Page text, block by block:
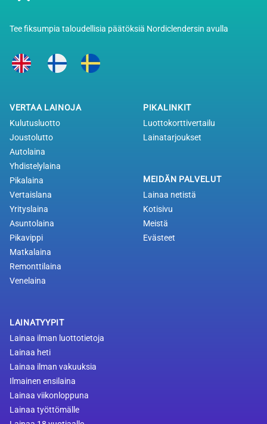
Tee fiksumpia taloudellisia päätöksiä Nordiclendersin avulla
VERTAA LAINOJA
Kulutusluotto
Joustolutto
Autolaina
Yhdistelylaina
Pikalaina
Vertaislana
Yrityslaina
Asuntolaina
Pikavippi
Matkalaina
Remonttilaina
Venelaina
LAINATYYPIT
Lainaa ilman luottotietoja
Lainaa heti
Lainaa ilman vakuuksia
Ilmainen ensilaina
Lainaa viikonloppuna
Lainaa työttömälle
PIKALINKIT
Luottokorttivertailu
Lainatarjoukset
MEIDÄN PALVELUT
Lainaa netistä
Kotisivu
Meistä
Evästeet